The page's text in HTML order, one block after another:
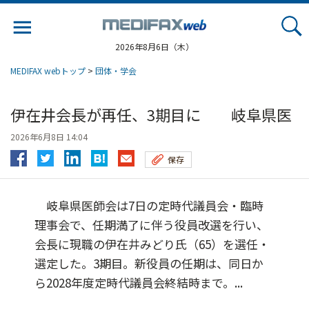
2026年8月6日（木）
MEDIFAX webトップ > 団体・学会
伊在井会長が再任、3期目に 岐阜県医
2026年6月8日 14:04
保存
岐阜県医師会は7日の定時代議員会・臨時
理事会で、任期満了に伴う役員改選を行い、
会長に現職の伊在井みどり氏（65）を選任・
選定した。3期目。新役員の任期は、同日か
ら2028年度定時代議員会終結時まで。...